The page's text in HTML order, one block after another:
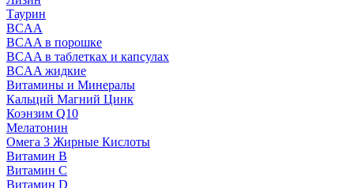
Таурин
BCAA
BCAA в порошке
BCAA в таблетках и капсулах
BCAA жидкие
Витамины и Минералы
Кальций Магний Цинк
Коэнзим Q10
Мелатонин
Омега 3 Жирные Кислоты
Витамин B
Витамин C
Витамин D